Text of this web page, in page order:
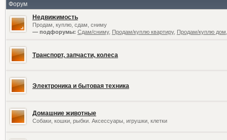
Форум
Недвижимость
Продам, куплю, сдам, сниму
— подфорумы: Сдам/сниму, Продам/куплю квартиру, Продам/куплю
Транспорт, запчасти, колеса
Электроника и бытовая техника
Домашние животные
Собаки, кошки, рыбки. Аксессуары, игрушки, клетки